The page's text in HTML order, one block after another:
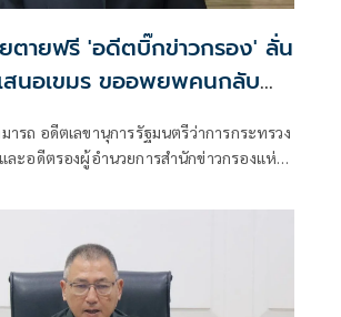
ยตายฟรี 'อดีตบิ๊กข่าวกรอง' ลั่น
สนอเขมร ขออพยพคนกลับ
รถ อดีตเลขานุการรัฐมนตรีว่าการกระทรวง
ละอดีตรองผู้อำนวยการสำนักข่าวกรองแห่ง